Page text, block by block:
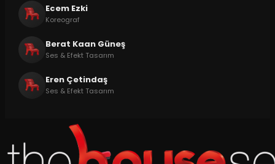
Ecem Ezki
Koreograf
Berat Kaan Güneş
Ses & Efekt Tasarım
Eren Çetindaş
Ses & Efekt Tasarım